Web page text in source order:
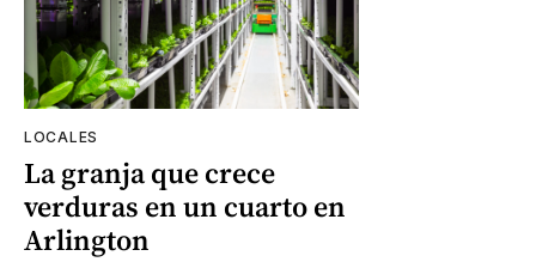
LOCALES
La granja que crece
verduras en un cuarto en
Arlington